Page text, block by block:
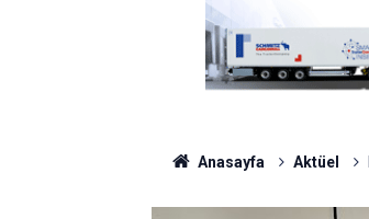
Anasayfa Aktüel